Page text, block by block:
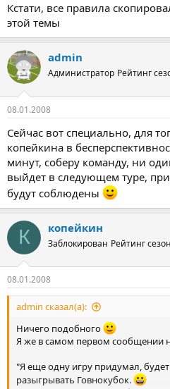
Кстати, все правила
этой темы
admin
Администратор Рейтинг
08.01.2008
Сейчас вот специально, для
копейкина в
минут, соберу команду, ни
выйдет в следующем туре,
будут соблюдены
К копейкин
Заблокирован Рейтинг
08.01.2008
admin сказал(а):
Ничего подобного
Я же в самом первом сообщении
"Я еще одну игру придумал,
разыгрывать Говнокубок.